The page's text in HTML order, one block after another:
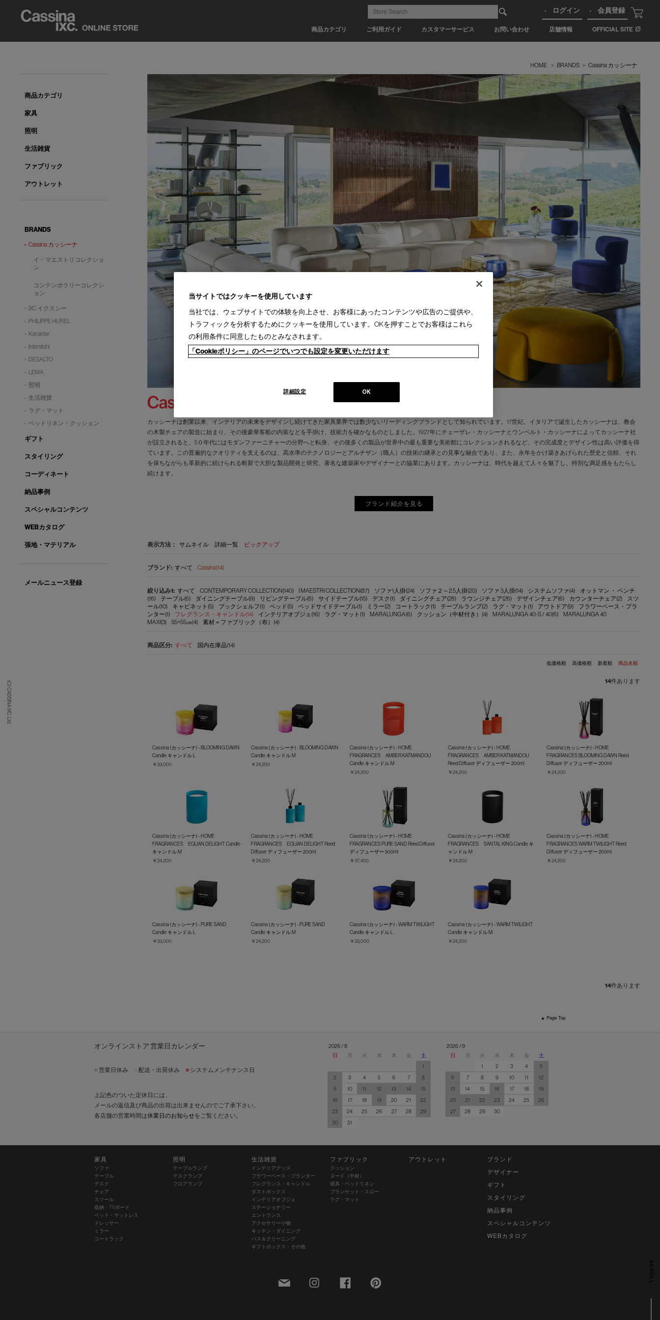
商品カテゴリ ご利用ガイド カスタマーサービス お問い合わせ 店舗情報 OFFICIAL SITE
ログイン 会員登録
(C) CASSINA IXC. Ltd.
SCROLL
HOME > BRANDS > Cassina カッシーナ
カッシーナは創業以来、インテリアの未来をデザインし続けてきた家具業界では数少ないリーディングブランドとして知られています。17世紀、イタリアで誕生したカッシーナは、教会
の木製チェアの製造に始まり、その後豪華客船の内装などを手掛け、技術力を確かなものとしました。1927年にチェーザレ・カッシーナとウンベルト・カッシーナによってカッシーナ社
が設立されると、5０年代にはモダンファーニチャーの分野へと転身、その後多くの製品が世界中の最も重要な美術館にコレクションされるなど、その完成度とデザイン性は高い評価を得
ています。この普遍的なクオリティを支えるのは、高水準のテクノロジーとアルチザン（職人）の技術の継承との見事な融合であり、また、永年をかけ築きあげられた歴史と信頼、それ
を保ちながらも革新的に続けられる斬新で大胆な製品開発と研究、著名な建築家やデザイナーとの協業にあります。カッシーナは、時代を越えて人々を魅了し、特別な満足感をもたらし
続けます。
ブランド紹介を見る
表示方法： サムネイル 詳細一覧 ピックアップ
すべて Cassina(14)
すべて CONTEMPORARY COLLECTION(140) I MAESTRI COLLECTION(87) ソファ1人掛(24) ソファ２～2.5人掛(20) ソファ 3人掛(14) システムソファ(4)
オットマン ・ ベンチ
(16)
テーブル(6) ダイニングテーブル(9) リビングテーブル(6) サイドテーブル(15) デスク(1) ダイニングチェア(28) ラウンジチェア(26) デザインチェア(6) カウンターチェア(2)
スツ
ール(10)
キャビネット(5) ブックシェルフ(1) ベッド(5) ベッドサイドテーブル(1) ミラー(2) コートラック(1) テーブルランプ(2) ラグ・マット(1) アウトドア(9)
フラワーベース・プラ
ンター(1)
フレグランス・キャンドル(14) インテリアオブジェ(16) ラグ・マット(1) MARALUNGA(6) クッション（中材付き）(4) MARALUNGA 40-S / 40(6)
MARALUNGA 40
MAXI(3)
55×55㎝(4) 素材＝ファブリック（布）(4)
すべて 国内在庫品(14)
低価格順 高価格順 新着順 商品名順
14件あります
Cassina (カッシーナ) - BLOOMING DAWN
Candle キャンドル L
￥33,000
Cassina (カッシーナ) - BLOOMING DAWN
Candle キャンドル M
￥24,200
Cassina (カッシーナ) - HOME
FRAGRANCES AMBER KATMANDOU
Candle キャンドル M
￥24,200
Cassina (カッシーナ) - HOME
FRAGRANCES AMBER KATMANDOU
Reed Diffuser ディフューザー 200ml
￥24,200
Cassina (カッシーナ) - HOME
FRAGRANCES BLOOMING DAWN Reed
Diffuser ディフューザー 200ml
￥24,200
Cassina (カッシーナ) - HOME
FRAGRANCES EOLIAN DELIGHT Candle
キャンドル M
￥24,200
Cassina (カッシーナ) - HOME
FRAGRANCES EOLIAN DELIGHT Reed
Diffuser ディフューザー 200ml
￥24,200
Cassina (カッシーナ) - HOME
FRAGRANCES PURE SAND Reed Diffuser
ディフューザー 500ml
￥37,400
Cassina (カッシーナ) - HOME
FRAGRANCES SANTAL KING Candle キ
ャンドル M
￥24,200
Cassina (カッシーナ) - HOME
FRAGRANCES WARM TWILIGHT Reed
Diffuser ディフューザー 200ml
￥24,200
Cassina (カッシーナ) - PURE SAND
Candle キャンドル L
￥33,000
Cassina (カッシーナ) - PURE SAND
Candle キャンドル M
￥24,200
Cassina (カッシーナ) - WARM TWILIGHT
Candle キャンドル L
￥33,000
Cassina (カッシーナ) - WARM TWILIGHT
Candle キャンドル M
￥24,200
14件あります
商品カテゴリ
家具
照明
生活雑貨
ファブリック
アウトレット
BRANDS
Cassina カッシーナ
イ・マエストリコレクショ
ン
コンテンポラリーコレクシ
ョン
IXC イクスシー
PHILIPPE HUREL
Karakter
Interstuhl
DESALTO
LEMA
照明
生活雑貨
ラグ・マット
ベッドリネン・クッション
ギフト
スタイリング
コーディネート
納品事例
スペシャルコンテンツ
WEBカタログ
張地・マテリアル
メールニュース登録
▲ Page Top
オンラインストア 営業日カレンダー
営業日休み 配送・出荷休み ■ システムメンテナンス日
上記色のついた定休日には、
メールの返信及び商品の出荷は出来ませんのでご了承下さい。
各店舗の営業時間は休業日のお知らせをご覧ください。
2026 / 8
日
月 火 水 木 金
土
1
2
3 4 5 6 7
8
9
10 11 12 13 14
15
16
17 18 19 20 21
22
23
24 25 26 27 28
29
30
31
2026 / 9
日
月 火 水 木 金
土
1
2 3 4
5
6
7 8 9 10 11
12
13
14 15 16 17 18
19
20
21 22 23 24 25
26
27
28 29 30
家具
ソファ
テーブル
デスク
チェア
スツール
収納・TVボード
ベッド・マットレス
ドレッサー
ミラー
コートラック
照明
テーブルランプ
デスクランプ
フロアランプ
生活雑貨
インテリアグッズ
フラワーベース・プランター
フレグランス・キャンドル
ダストボックス
インテリアオブジェ
ステーショナリー
エントランス
アクセサリー小物
キッチン・ダイニング
バス＆クリーニング
ギフトボックス・その他
ファブリック
クッション
ヌード（中材）
寝具・ベッドリネン
ブランケット・スロー
ラグ・マット
アウトレット
ブランド
デザイナー
ギフト
スタイリング
納品事例
スペシャルコンテンツ
WEBカタログ
当サイトではクッキーを使用しています
当社では、ウェブサイトでの体験を向上させ、お客様にあったコンテンツや広告のご提供や、
トラフィックを分析するためにクッキーを使用しています。OKを押すことでお客様はこれら
の利用条件に同意したものとみなされます。
「Cookieポリシー」のページでいつでも設定を変更いただけます
OK
詳細設定